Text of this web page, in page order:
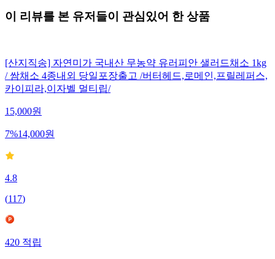
이 리뷰를 본 유저들이 관심있어 한 상품
[산지직송] 자연미가 국내산 무농약 유러피안 샐러드채소 1kg
/ 쌈채소 4종내외 당일포장출고 /버터헤드,로메인,프릴레퍼스,
카이피라,이자벨 멀티립/
15,000원
7%14,000원
4.8
(117)
420 적립